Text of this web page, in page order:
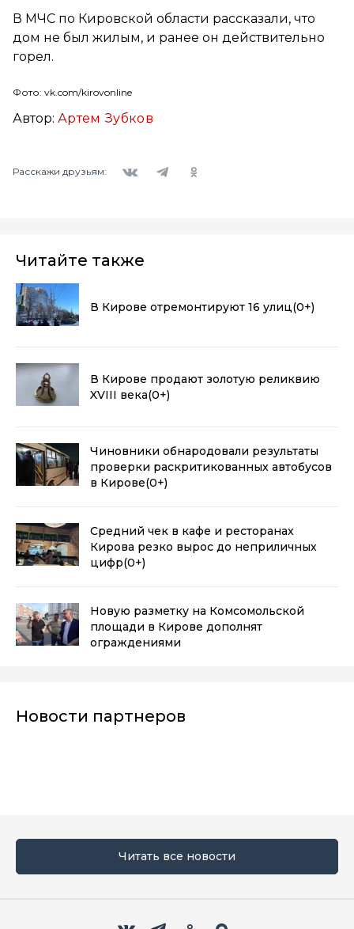
В МЧС по Кировской области рассказали, что
дом не был жилым, и ранее он действительно
горел.
Фото: vk.com/kirovonline
Автор: Артем Зубков
Расскажи друзьям:
Читайте также
В Кирове отремонтируют 16 улиц(0+)
В Кирове продают золотую реликвию
XVIII века(0+)
Чиновники обнародовали результаты
проверки раскритикованных автобусов
в Кирове(0+)
Средний чек в кафе и ресторанах
Кирова резко вырос до неприличных
цифр(0+)
Новую разметку на Комсомольской
площади в Кирове дополнят
ограждениями
Новости партнеров
Читать все новости